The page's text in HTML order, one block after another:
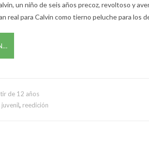
un niño de seis años precoz, revoltoso y
real para Calvin como tierno peluche para los
de 12 años
juvenil, reedición